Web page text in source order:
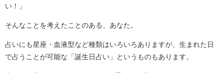
い！」
そんなことを考えたことのある、あなた。
占いにも星座・血液型など種類はいろいろありますが、生まれた日
で占うことが可能な「誕生日占い」というものもあります。